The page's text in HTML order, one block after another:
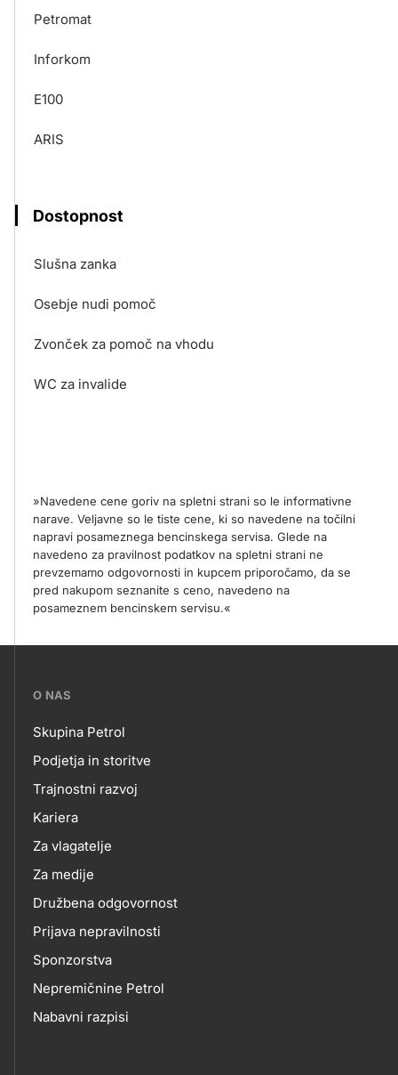
Petromat
Inforkom
E100
ARIS
Dostopnost
Slušna zanka
Osebje nudi pomoč
Zvonček za pomoč na vhodu
WC za invalide
»Navedene cene goriv na spletni strani so le informativne
narave. Veljavne so le tiste cene, ki so navedene na točilni
napravi posameznega bencinskega servisa. Glede na
navedeno za pravilnost podatkov na spletni strani ne
prevzemamo odgovornosti in kupcem priporočamo, da se
pred nakupom seznanite s ceno, navedeno na
posameznem bencinskem servisu.«
???
skupno.footer-
title???
O NAS
O
NAS
Skupina Petrol
Podjetja in storitve
Trajnostni razvoj
Kariera
Za vlagatelje
Za medije
Družbena odgovornost
Prijava nepravilnosti
Sponzorstva
Nepremičnine Petrol
Nabavni razpisi